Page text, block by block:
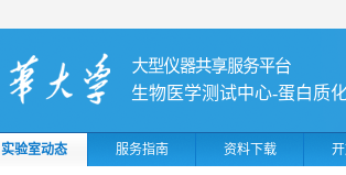
生物医学测试中心-蛋白质
实验室动态 服务指南 资料下载